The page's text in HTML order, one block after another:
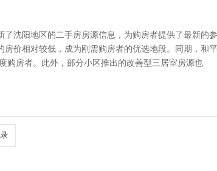
沈阳地区的二手房房源信息，为购房者提供了最新的
价相对较低，成为刚需购房者的优选地段。同期，和
购房者。此外，部分小区推出的改善型三居室房源也